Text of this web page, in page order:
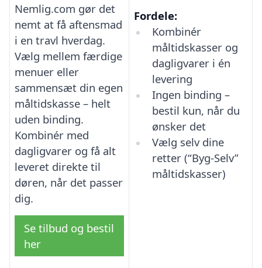
Nemlig.com gør det
nemt at få aftensmad
i en travl hverdag.
Vælg mellem færdige
menuer eller
sammensæt din egen
måltidskasse – helt
uden binding.
Kombinér med
dagligvarer og få alt
leveret direkte til
døren, når det passer
dig.
Se tilbud og bestil
her
Fordele:
Kombinér
måltidskasser og
dagligvarer i én
levering
Ingen binding –
bestil kun, når du
ønsker det
Vælg selv dine
retter (“Byg-Selv”
måltidskasser)